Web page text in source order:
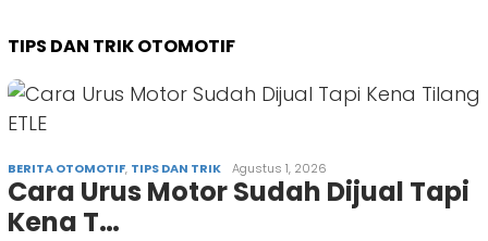
TIPS DAN TRIK OTOMOTIF
BERITA OTOMOTIF, TIPS DAN TRIK Agustus 1, 2026
Cara Urus Motor Sudah Dijual Tapi
Kena T…